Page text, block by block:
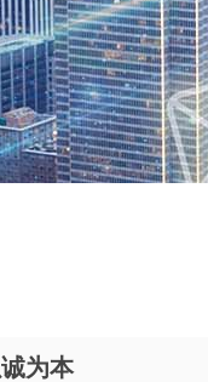
为本